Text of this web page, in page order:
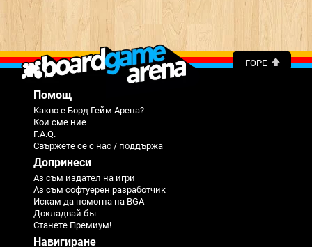
ГОРЕ
Помощ
Какво е Борд Гейм Арена?
Кои сме ние
F.A.Q.
Свържете се с нас / поддържа
Допринеси
Аз съм издател на игри
Аз съм софтуерен разработчик
Искам да помогна на BGA
Докладвай бъг
Станете Премиум!
Навигиране